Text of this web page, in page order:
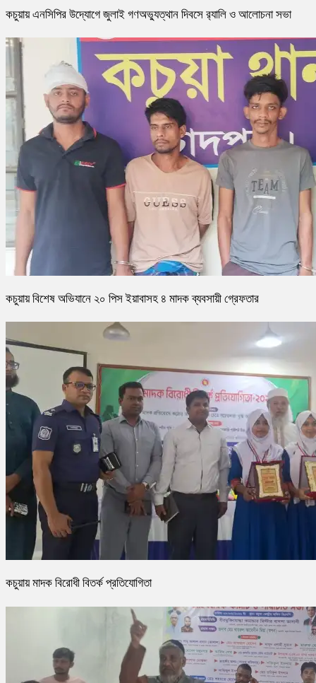
কচুয়ায় এনসিপির উদ্যোগে জুলাই গণঅভ্যুত্থান দিবসে র‌্যালি ও আলোচনা সভা
কচুয়ায় বিশেষ অভিযানে ২০ পিস ইয়াবাসহ ৪ মাদক ব্যবসায়ী গ্রেফতার
কচুয়ায় মাদক বিরোধী বিতর্ক প্রতিযোগিতা